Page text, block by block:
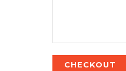
CHECKOUT